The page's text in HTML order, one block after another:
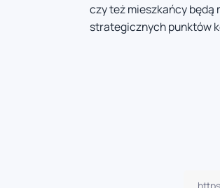
czy też mieszkańcy będą
strategicznych punktów